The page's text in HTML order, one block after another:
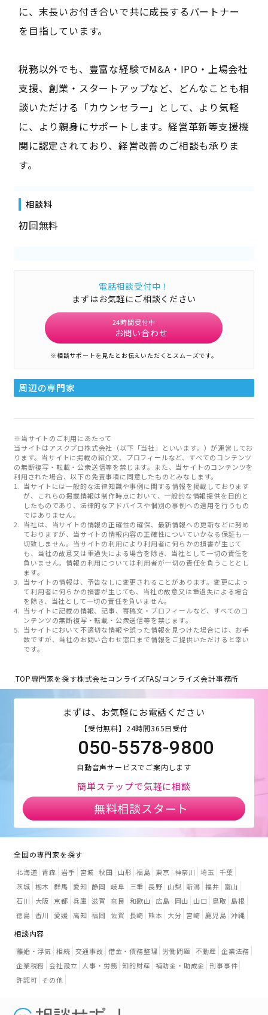
に、末長いお付き合いで共に成長するパートナー
を目指しています。
税務以外でも、豊富な経験でM&A・IPO・上場会社
支援、創業・スタートアップなど、どんなことも相
談いただける「カウンセラー」として、より気軽
に、より親身にサポートします。経営革新等支援機
関に認定されており、経営改善のご相談も承りま
す。
相談料
初回無料
電話相談受付中！
まずはお気軽にご相談ください
24時間受付中
お問い合わせ
※相談サポートを見たとお伝えいただくとスムーズです。
周辺の専門家
※当サイトのご利用にあたって
当サイトはアスクプロ株式会社（以下「当社」といいます。）が運営してお
ります。当サイトに掲載の紹介文、プロフィールなど、すべてのコンテンツ
の無断複写・転載・公衆送信等を禁じます。また、当サイトのコンテンツを
利用された場合、以下の免責事項に同意したものとみなします。
当サイトには一般的な法律知識や事例に関する情報を掲載しております
が、これらの掲載情報は制作時点において、一般的な情報提供を目的と
したものであり、法律的なアドバイスや個別の事例への適用を行うもの
ではありません。
当社は、当サイトの情報の正確性の確保、最新情報への更新などに努め
ておりますが、当サイトの情報内容の正確性についていかなる保証も一
切致しません。当サイトの利用により利用者に何らかの損害が生じて
も、当社の故意又は重過失による場合を除き、当社として一切の責任を
負いません。情報の利用については利用者が一切の責任を負うこととし
ます。
当サイトの情報は、予告なしに変更されることがあります。変更によっ
て利用者に何らかの損害が生じても、当社の故意又は重過失による場合
を除き、当社として一切の責任を負いません。
当サイトに記載の情報、記事、寄稿文・プロフィールなど、すべてのコ
ンテンツの無断複写・転載・公衆送信等を禁じます。
当サイトにおいて不適切な情報や誤った情報を見つけた場合には、お手
数ですが、当社のお問い合わせ窓口まで情報をご提供いただけると幸い
です。
TOP専門家を探す株式会社コンライズFAS/コンライズ会計事務所
まずは、お気軽にお電話ください
【受付無料】24時間365日受付
050-5578-9800
自動音声サービスでご案内します
簡単ステップで気軽に相談
無料相談スタート
全国の専門家を探す
北海道 青森 岩手 宮城 秋田 山形 福島 東京 神奈川 埼玉
千葉
茨城 栃木 群馬 愛知 静岡 岐阜 三重 長野 山梨 新潟 福井
富山
石川
大阪 京都 兵庫 滋賀 奈良 和歌山 広島 岡山 山口 鳥取
島根
徳島 香川 愛媛 高知 福岡 佐賀 長崎 熊本 大分 宮崎 鹿児島 沖縄
相談内容
離婚・浮気 相続 交通事故 借金・債務整理 労働問題 不動産 企業法務
企業税務 会社設立 人事・労務 知的財産 補助金・助成金 刑事事件
許認可 その他